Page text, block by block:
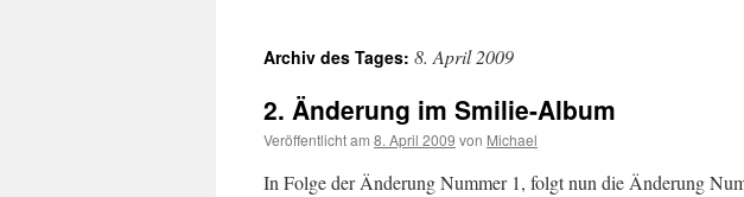
Archiv des Tages: 8. April 2009
2. Änderung im Smilie-Album
Veröffentlicht am 8. April 2009 von Michael
In Folge der Änderung Nummer 1, folgt nun die Änderung